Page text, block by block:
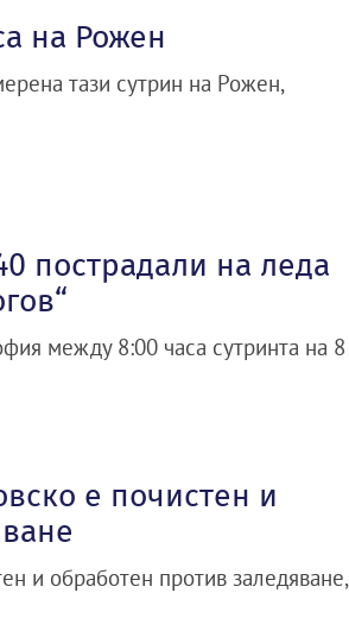
на Рожен
тази сутрин на Рожен,
пострадали на леда
между 8:00 часа сутринта на 8
е почистен и
и обработен против заледяване,